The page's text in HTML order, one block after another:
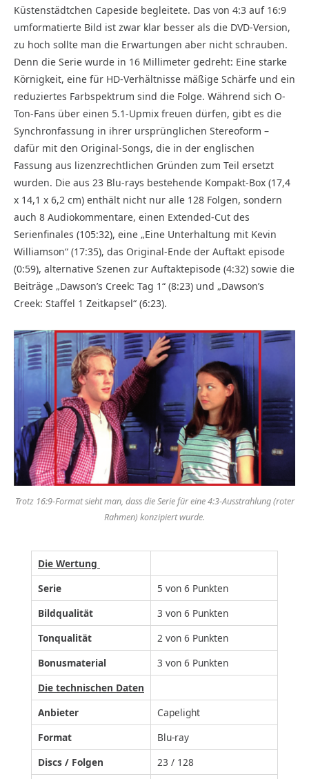
Küstenstädtchen Capeside begleitete. Das von 4:3 auf 16:9
umformatierte Bild ist zwar klar besser als die DVD-Version,
zu hoch sollte man die Erwartungen aber nicht schrauben.
Denn die Serie wurde in 16 Millimeter gedreht: Eine starke
Körnigkeit, eine für HD-Verhältnisse mäßige Schärfe und ein
reduziertes Farbspektrum sind die Folge. Während sich O-
Ton-Fans über einen 5.1-Upmix freuen dürfen, gibt es die
Synchronfassung in ihrer ursprünglichen Stereoform –
dafür mit den Original-Songs, die in der englischen
Fassung aus lizenzrechtlichen Gründen zum Teil ersetzt
wurden. Die aus 23 Blu-rays bestehende Kompakt-Box (17,4
x 14,1 x 6,2 cm) enthält nicht nur alle 128 Folgen, sondern
auch 8 Audiokommentare, einen Extended-Cut des
Serienfinales (105:32), eine „Eine Unterhaltung mit Kevin
Williamson“ (17:35), das Original-Ende der Auftakt episode
(0:59), alternative Szenen zur Auftaktepisode (4:32) sowie die
Beiträge „Dawson’s Creek: Tag 1“ (8:23) und „Dawson’s
Creek: Staffel 1 Zeitkapsel“ (6:23).
Trotz 16:9-Format sieht man, dass die Serie für eine 4:3-Ausstrahlung (roter
Rahmen) konzipiert wurde.
Die Wertung
Serie
5 von 6 Punkten
Bildqualität
3 von 6 Punkten
Tonqualität
2 von 6 Punkten
Bonusmaterial
3 von 6 Punkten
Die technischen Daten
Anbieter
Capelight
Format
Blu-ray
Discs / Folgen
23 / 128